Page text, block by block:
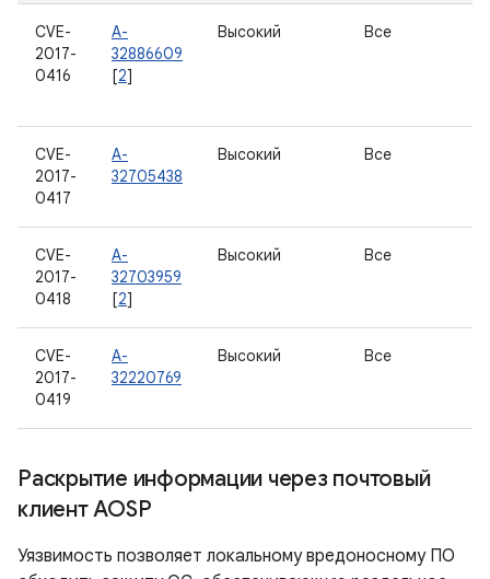
CVE-
2017-
0416
A-
32886609
[2]
Высокий Все
CVE-
2017-
0417
A-
32705438
Высокий Все
CVE-
2017-
0418
A-
32703959
[2]
Высокий Все
CVE-
2017-
0419
A-
32220769
Высокий Все
Раскрытие информации через почтовый
клиент AOSP
Уязвимость позволяет локальному вредоносному ПО